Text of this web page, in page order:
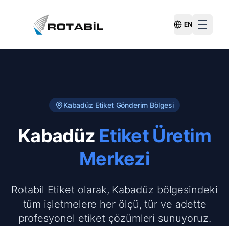
Switch
EN
Kabadüz Etiket Gönderim Bölgesi
Kabadüz Etiket Üretim
Merkezi
Rotabil Etiket olarak, Kabadüz bölgesindeki
tüm işletmelere her ölçü, tür ve adette
profesyonel etiket çözümleri sunuyoruz.